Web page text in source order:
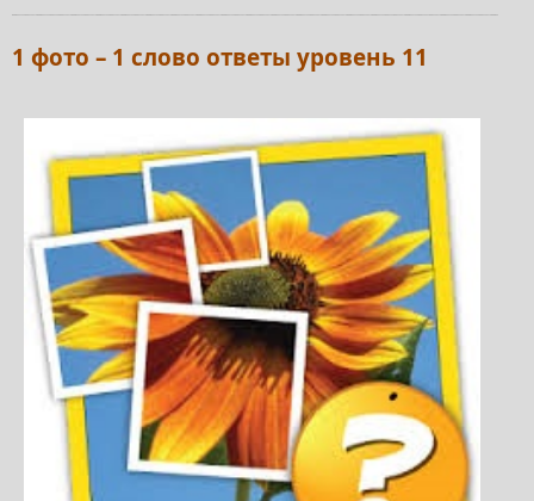
1 фото – 1 слово ответы уровень 11